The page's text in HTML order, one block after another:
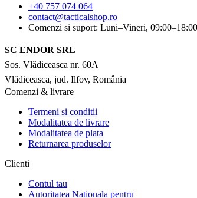
+40 757 074 064
contact@tacticalshop.ro
Comenzi si suport: Luni–Vineri, 09:00–18:00
SC ENDOR SRL
Sos. Vlădiceasca nr. 60A
Vlădiceasca, jud. Ilfov, România
Comenzi & livrare
Termeni si conditii
Modalitatea de livrare
Modalitatea de plata
Returnarea produselor
Clienti
Contul tau
Autoritatea Nationala pentru